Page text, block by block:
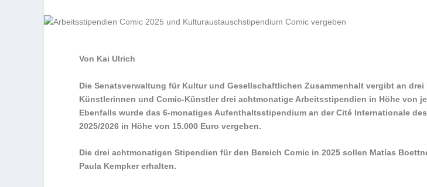
Von Kai Ulrich
Die Senatsverwaltung für Kultur und Gesellschaftlichen Zusammenhalt vergibt an drei
Künstlerinnen und Comic-Künstler drei achtmonatige Arbeitsstipendien in Höhe von
Ebenfalls wurde das 6-monatiges Aufenthaltsstipendium an der Cité Internationale
2025/2026 in Höhe von 15.000 Euro vergeben.
Die drei achtmonatigen Stipendien für den Bereich Comic in 2025 sollen Matías
Paula Kempker erhalten.